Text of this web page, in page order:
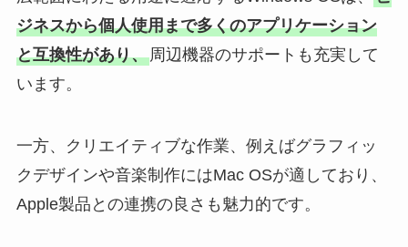
ジネスから個人使用まで多くのアプリケーション
と互換性があり、周辺機器のサポートも充実して
います。
一方、クリエイティブな作業、例えばグラフィッ
クデザインや音楽制作にはMac OSが適しており、
Apple製品との連携の良さも魅力的です。